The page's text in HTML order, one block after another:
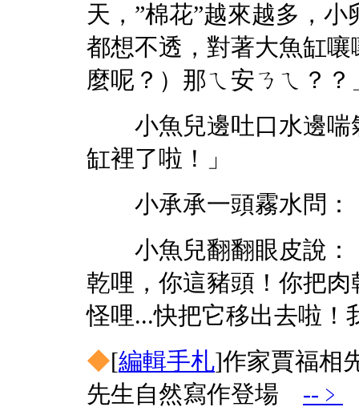
天，”棉花”越來越多，
都想不透，對著大魚缸
麼呢？）那ㄟ安ㄋㄟ？？
小魚兒邊吐口水邊喘
缸裡了啦！」
小承承一頭霧水問：
小魚兒翻翻眼皮說：
乾哩，你這豬頭！你把
怪哩...快把它移出去啦！
◆[編輯手札]作家賈福相
先生自然寫作登場
--﹥